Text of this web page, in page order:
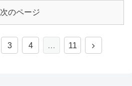
次のページ
3 4 … 11